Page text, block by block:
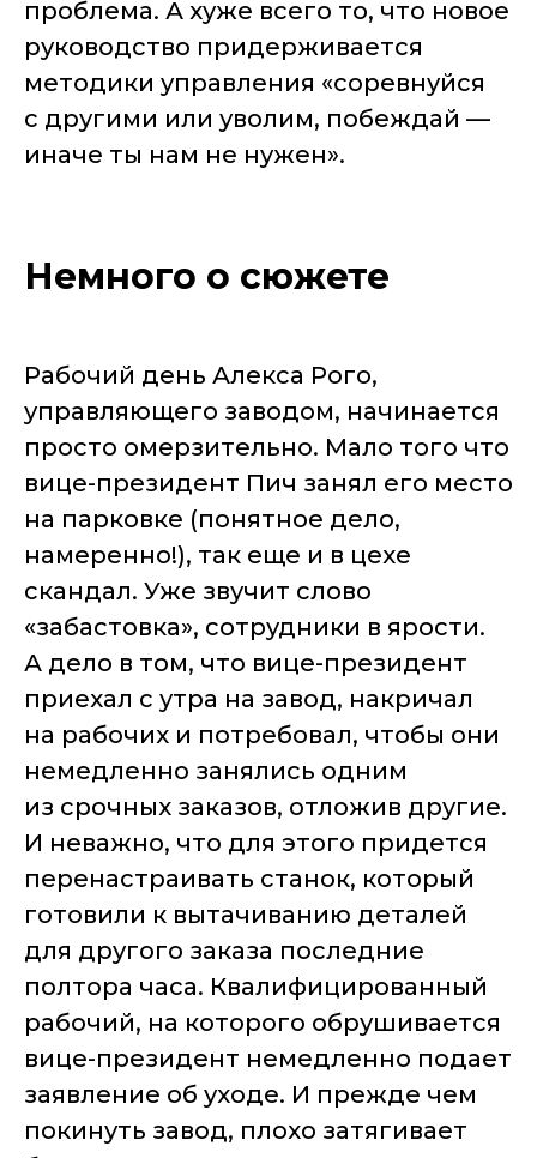
проблема. А хуже всего то, что новое
руководство придерживается
методики управления «соревнуйся
с другими или уволим, побеждай —
иначе ты нам не нужен».
Немного о сюжете
Рабочий день Алекса Рого,
управляющего заводом, начинается
просто омерзительно. Мало того что
вице-президент Пич занял его место
на парковке (понятное дело,
намеренно!), так еще и в цехе
скандал. Уже звучит слово
«забастовка», сотрудники в ярости.
А дело в том, что вице-президент
приехал с утра на завод, накричал
на рабочих и потребовал, чтобы они
немедленно занялись одним
из срочных заказов, отложив другие.
И неважно, что для этого придется
перенастраивать станок, который
готовили к вытачиванию деталей
для другого заказа последние
полтора часа. Квалифицированный
рабочий, на которого обрушивается
вице-президент немедленно подает
заявление об уходе. И прежде чем
покинуть завод, плохо затягивает